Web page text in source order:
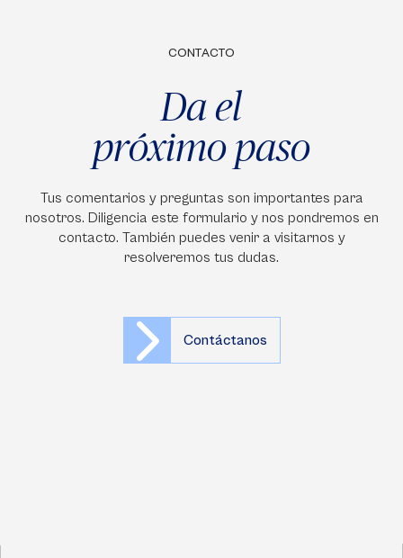
CONTACTO
Da el
próximo paso
Tus comentarios y preguntas son importantes para
nosotros. Diligencia este formulario y nos pondremos en
contacto. También puedes venir a visitarnos y
resolveremos tus dudas.
Contáctanos